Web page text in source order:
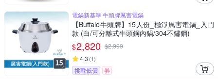
電鍋新基準 牛頭牌厲害電鍋
【Buffalo牛頭牌】15人份_極淨厲害電鍋_入門
款 (白/可分離式牛頭鋼內鍋/304不鏽鋼)
$2,820 $2,999
4.3 (1)
挑戰低價 券